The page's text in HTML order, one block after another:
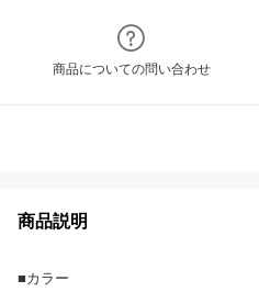
商品についての問い合わせ
商品説明
■カラー